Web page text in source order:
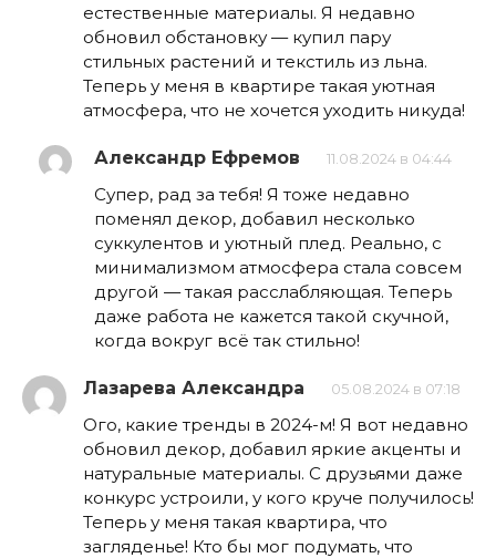
естественные материалы. Я недавно
обновил обстановку — купил пару
стильных растений и текстиль из льна.
Теперь у меня в квартире такая уютная
атмосфера, что не хочется уходить никуда!
Александр Ефремов 11.08.2024 в 04:44
Супер, рад за тебя! Я тоже недавно
поменял декор, добавил несколько
суккулентов и уютный плед. Реально, с
минимализмом атмосфера стала совсем
другой — такая расслабляющая. Теперь
даже работа не кажется такой скучной,
когда вокруг всё так стильно!
Лазарева Александра 05.08.2024 в 07:18
Ого, какие тренды в 2024-м! Я вот недавно
обновил декор, добавил яркие акценты и
натуральные материалы. С друзьями даже
конкурс устроили, у кого круче получилось!
Теперь у меня такая квартира, что
загляденье! Кто бы мог подумать, что